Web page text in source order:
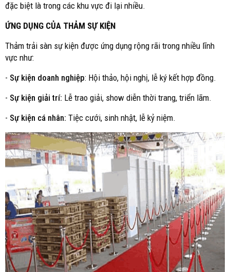
đặc biệt là trong các khu vực đi lại nhiều.
ỨNG DỤNG CỦA THẢM SỰ KIỆN
Thảm trải sàn sự kiện được ứng dụng rộng rãi trong nhiều lĩnh
vực như:
- Sự kiện doanh nghiệp: Hội thảo, hội nghị, lễ ký kết hợp đồng.
- Sự kiện giải trí: Lễ trao giải, show diễn thời trang, triển lãm.
- Sự kiện cá nhân: Tiệc cưới, sinh nhật, lễ kỷ niệm.